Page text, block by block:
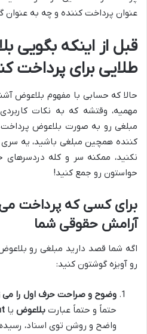
عنوان پرداخت کننده و چه به عنوان
قبل از اینکه بگویی
طلایی برای پرداخت
حالا که حسابی با مفهوم بلاعوض
مهمیه، وقتشه که به نکات
مبلغی رو به صورت بلاعوض
کننده همچین مبلغی باشید، یه
نکنید، ممکنه سر و کله
حواستون رو جمع کنید!
برای کسی که پرداخت
آرامش حقوقی شما
اگه شما قصد دارید مبلغی رو
رو آویزه گوشتون کنید:
وضوح و صراحت حرف اول را می
حتماً و حتماً عبارت بلاعوض یا
واضح و روشن توی اسناد،